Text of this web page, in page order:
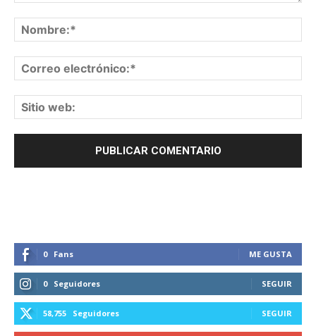
0 Fans ME GUSTA
0 Seguidores SEGUIR
58,755 Seguidores SEGUIR